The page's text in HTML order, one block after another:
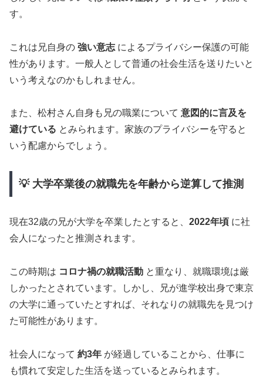
す。
これは兄自身の 強い意志 によるプライバシー保護の可能
性があります。一般人として普通の社会生活を送りたいと
いう考えなのかもしれません。
また、松村さん自身も兄の職業について 意図的に言及を
避けている とみられます。家族のプライバシーを守ると
いう配慮からでしょう。
💡 大学卒業後の就職先を年齢から逆算して推測
現在32歳の兄が大学を卒業したとすると、 2022年頃 に社
会人になったと推測されます。
この時期は コロナ禍の就職活動 と重なり、就職環境は厳
しかったとされています。しかし、兄が進学校出身で東京
の大学に通っていたとすれば、それなりの就職先を見つけ
た可能性があります。
社会人になって 約3年 が経過していることから、仕事に
も慣れて安定した生活を送っているとみられます。